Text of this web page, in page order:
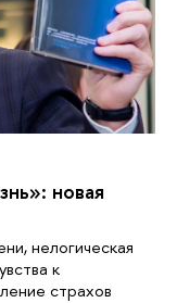
новая
нелогическая
к
страхов